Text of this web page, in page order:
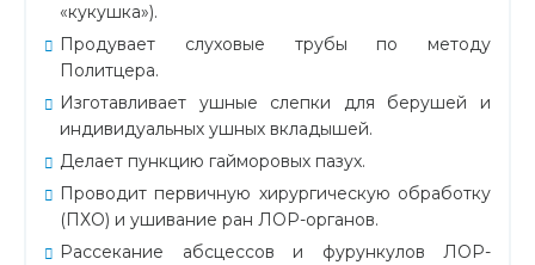
«кукушка»).
Продувает слуховые трубы по методу
Политцера.
Изготавливает ушные слепки для берушей и
индивидуальных ушных вкладышей.
Делает пункцию гайморовых пазух.
Проводит первичную хирургическую обработку
(ПХО) и ушивание ран ЛОР-органов.
Рассекание абсцессов и фурункулов ЛОР-